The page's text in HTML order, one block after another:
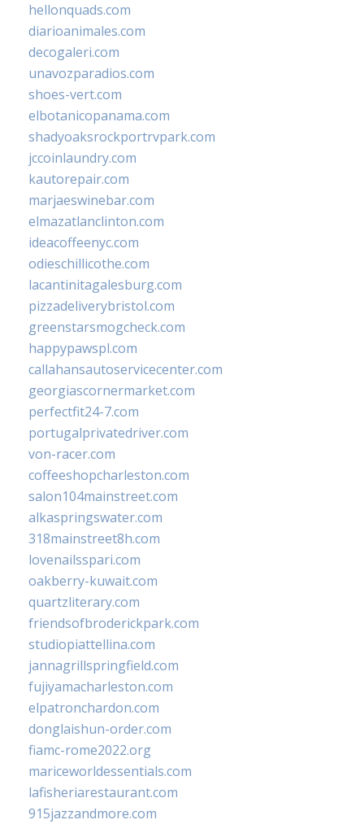
hellonquads.com
diarioanimales.com
decogaleri.com
unavozparadios.com
shoes-vert.com
elbotanicopanama.com
shadyoaksrockportrvpark.com
jccoinlaundry.com
kautorepair.com
marjaeswinebar.com
elmazatlanclinton.com
ideacoffeenyc.com
odieschillicothe.com
lacantinitagalesburg.com
pizzadeliverybristol.com
greenstarsmogcheck.com
happypawspl.com
callahansautoservicecenter.com
georgiascornermarket.com
perfectfit24-7.com
portugalprivatedriver.com
von-racer.com
coffeeshopcharleston.com
salon104mainstreet.com
alkaspringswater.com
318mainstreet8h.com
lovenailsspari.com
oakberry-kuwait.com
quartzliterary.com
friendsofbroderickpark.com
studiopiattellina.com
jannagrillspringfield.com
fujiyamacharleston.com
elpatronchardon.com
donglaishun-order.com
fiamc-rome2022.org
mariceworldessentials.com
lafisheriarestaurant.com
915jazzandmore.com